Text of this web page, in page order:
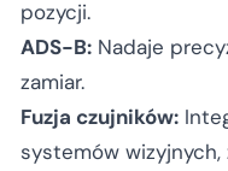
pozycji.
ADS-B: Nadaje
zamiar.
Fuzja czujników:
systemów wizyjnych,